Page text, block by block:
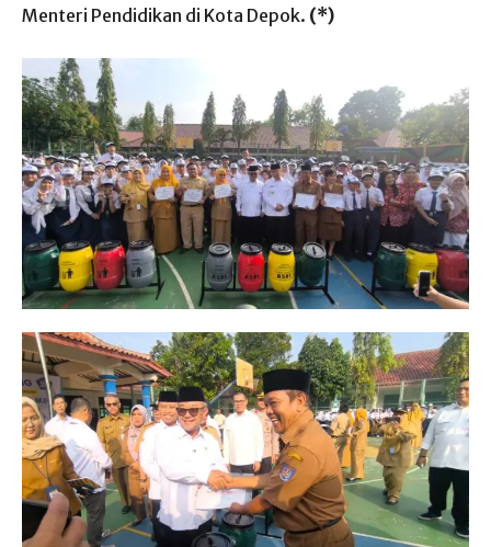
Menteri Pendidikan di Kota Depok. (*)